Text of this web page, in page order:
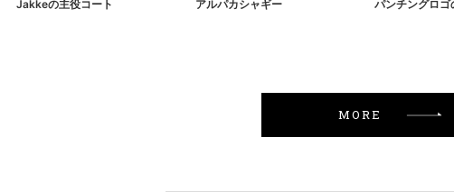
Jakkeの主役コート アルパカシャギー パンチングロゴ
MORE